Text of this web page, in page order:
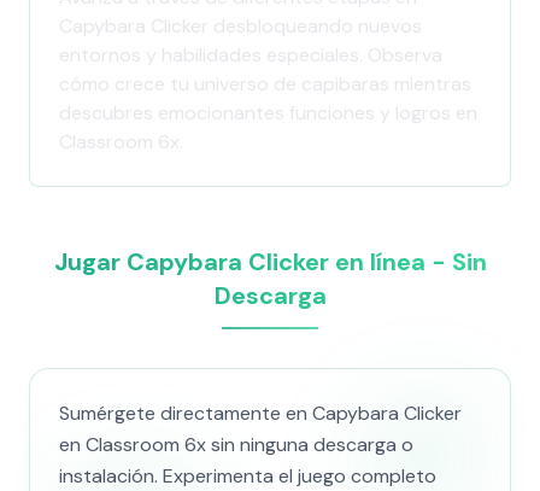
Capybara Clicker desbloqueando nuevos
entornos y habilidades especiales. Observa
cómo crece tu universo de capibaras mientras
descubres emocionantes funciones y logros en
Classroom 6x.
Jugar Capybara Clicker en línea - Sin
Descarga
Sumérgete directamente en Capybara Clicker
en Classroom 6x sin ninguna descarga o
instalación. Experimenta el juego completo